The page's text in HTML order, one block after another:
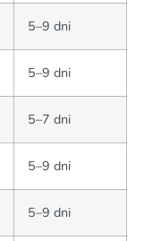
5–9 dni
5–9 dni
5–7 dni
5–9 dni
5–9 dni